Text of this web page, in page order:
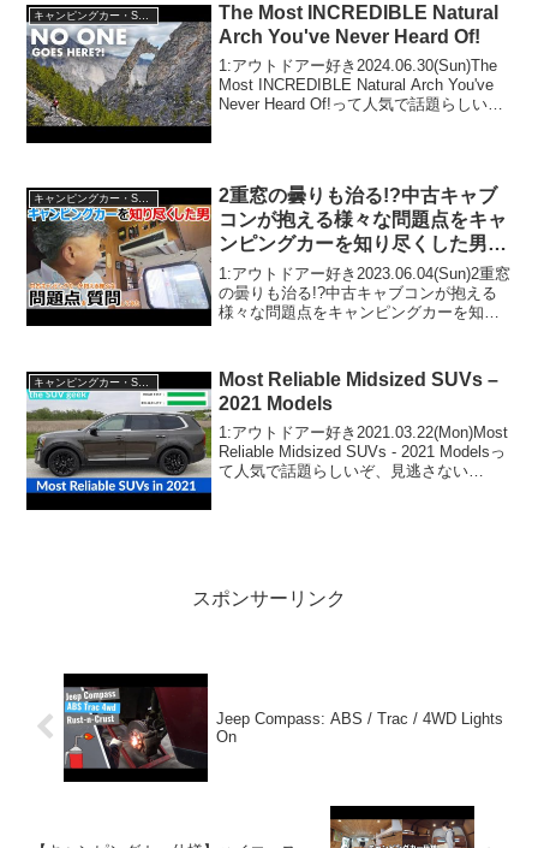
The Most INCREDIBLE Natural
Arch You've Never Heard Of!
1:アウトドアー好き2024.06.30(Sun)The
Most INCREDIBLE Natural Arch You've
Never Heard Of!って人気で話題らしい
キャンピングカー・SUV人気車種
2重窓の曇りも治る!?中古キャブ
コンが抱える様々な問題点をキャ
ンピングカーを知り尽くした男に
片っ端から質問してみた
1:アウトドアー好き2023.06.04(Sun)2重窓
の曇りも治る!?中古キャブコンが抱える
様々な問題点をキャンピングカーを知り
で！！2:アウトドアー好き2023.06....
Most Reliable Midsized SUVs –
2021 Models
1:アウトドアー好き2021.03.22(Mon)Most
Reliable Midsized SUVs - 2021 Modelsっ
て人気で話題らしいぞ、見逃さない
スポンサーリンク
Jeep Compass: ABS / Trac / 4WD Lights
On